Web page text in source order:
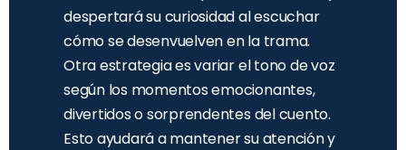
despertará su curiosidad al escuchar
cómo se desenvuelven en la trama.
Otra estrategia es variar el tono de voz
según los momentos emocionantes,
divertidos o sorprendentes del cuento.
Esto ayudará a mantener su atención y